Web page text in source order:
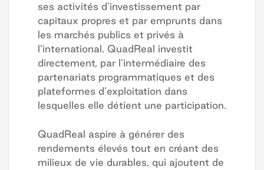
ses activités d’investissement par
capitaux propres et par emprunts dans
les marchés publics et privés à
l’international. QuadReal investit
directement, par l’intermédiaire des
partenariats programmatiques et des
plateformes d’exploitation dans
lesquelles elle détient une participation.
QuadReal aspire à générer des
rendements élevés tout en créant des
milieux de vie durables, qui ajoutent de